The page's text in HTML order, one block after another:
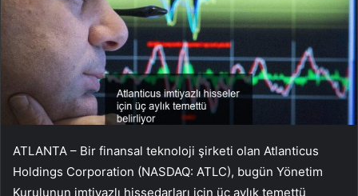
ATLANTA – Bir finansal teknoloji şirketi olan Atlanticus
Holdings Corporation (NASDAQ: ATLC), bugün Yönetim
Kurulunun imtiyazlı hissedarları için üç aylık temettü